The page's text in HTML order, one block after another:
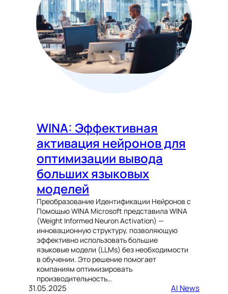
WINA: Эффективная
активация нейронов для
оптимизации вывода
больших языковых
моделей
Преобразование Идентификации Нейронов с
Помощью WINA Microsoft представила WINA
(Weight Informed Neuron Activation) —
инновационную структуру, позволяющую
эффективно использовать большие
языковые модели (LLMs) без необходимости
в обучении. Это решение помогает
компаниям оптимизировать
производительность…
31.05.2025 AI News